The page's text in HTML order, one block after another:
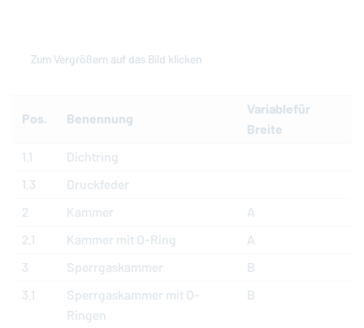
Zum Vergrößern auf das Bild klicken
Pos. Benennung
Variablefür
Breite
1.1
Dichtring
1.3
Druckfeder
2
Kammer
A
2.1
Kammer mit O-Ring
A
3
Sperrgaskammer
B
3.1
Sperrgaskammer mit O-
Ringen
B